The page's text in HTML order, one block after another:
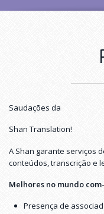
Saudações da
Shan Translation!
A Shan garante serviços
conteúdos, transcrição e
Melhores no mundo com-
Presença de